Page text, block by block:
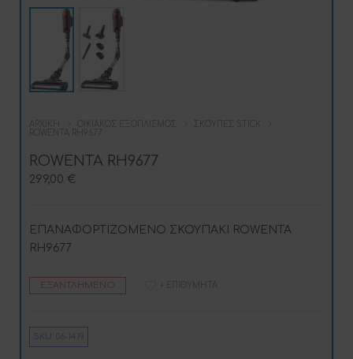
ΑΡΧΙΚΉ ΟΙΚΙΑΚΌΣ ΕΞΟΠΛΙΣΜΌΣ
ΣΚΟΎΠΕΣ STICK
ROWENTA RH9677
ROWENTA RH9677
299,00 €
ΕΠΑΝΑΦΟΡΤΙΖΟΜΕΝΟ ΣΚΟΥΠΑΚΙ ROWENTA
RH9677
ΕΞΑΝΤΛΗΜΈΝΟ + ΕΠΙΘΥΜΗΤΆ
SKU: